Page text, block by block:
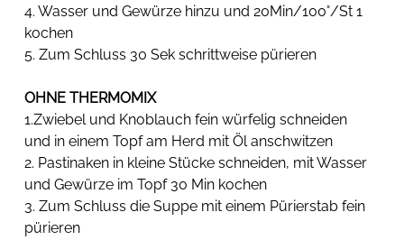
4. Wasser und Gewürze hinzu und 20Min/100°/St 1
kochen
5. Zum Schluss 30 Sek schrittweise pürieren
OHNE THERMOMIX
1.Zwiebel und Knoblauch fein würfelig schneiden
und in einem Topf am Herd mit Öl anschwitzen
2. Pastinaken in kleine Stücke schneiden, mit Wasser
und Gewürze im Topf 30 Min kochen
3. Zum Schluss die Suppe mit einem Pürierstab fein
pürieren